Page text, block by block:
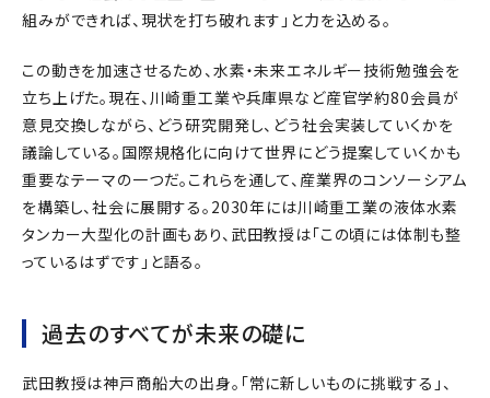
組みができれば、現状を打ち破れます」と力を込める。
この動きを加速させるため、水素・未来エネルギー技術勉強会を
立ち上げた。現在、川崎重工業や兵庫県など産官学約80会員が
意見交換しながら、どう研究開発し、どう社会実装していくかを
議論している。国際規格化に向けて世界にどう提案していくかも
重要なテーマの一つだ。これらを通して、産業界のコンソーシアム
を構築し、社会に展開する。2030年には川崎重工業の液体水素
タンカー大型化の計画もあり、武田教授は「この頃には体制も整
っているはずです」と語る。
過去のすべてが未来の礎に
武田教授は神戸商船大の出身。「常に新しいものに挑戦する」、